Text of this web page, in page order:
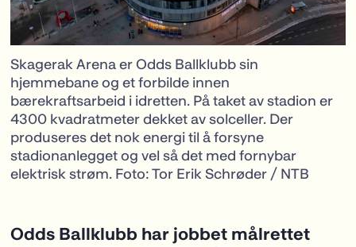
Skagerak Arena er Odds Ballklubb sin
hjemmebane og et forbilde innen
bærekraftsarbeid i idretten. På taket av stadion er
4300 kvadratmeter dekket av solceller. Der
produseres det nok energi til å forsyne
stadionanlegget og vel så det med fornybar
elektrisk strøm. Foto: Tor Erik Schrøder / NTB
Odds Ballklubb har jobbet målrettet